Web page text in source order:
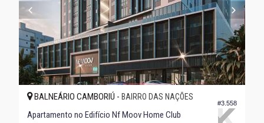
#3.558
BALNEÁRIO CAMBORIÚ - BAIRRO DAS NAÇÕES
Apartamento no Edifício Nf Moov Home Club